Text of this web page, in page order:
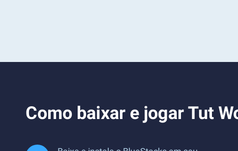
Como baixar e jogar Tut